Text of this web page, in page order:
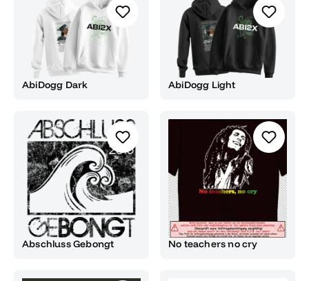
AbiDogg Dark AbiDogg Light
Abschluss Gebongt No teachers no cry